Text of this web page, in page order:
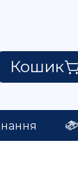
Кошик